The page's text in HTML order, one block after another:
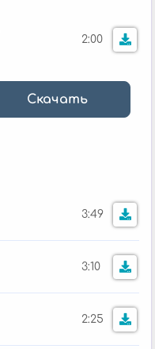
2:00
Скачать
3:49
3:10
2:25